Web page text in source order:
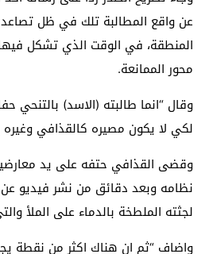
عن واقع المطالبة تلك في ظل
المنطقة، في الوقت الذي تشكل
محور الممانعة.
وقال “انما طالبته (الاسد) بالتنحي
لكي لا يكون مصيره كالقذافي وغيره
وقضى القذافي حتفه على يد
نظامه وبعد دقائق من نشر فيديو
لجثته الملطخة بالدماء على الملأ
واضاف “ثم ان هناك اكثر من نقطة